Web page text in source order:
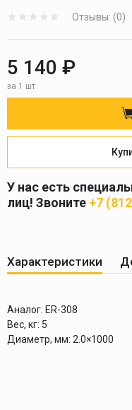
Отзывы: (0)
5 140 ₽
за 1 шт
У нас есть
лиц! Звоните +7
Характеристики
Аналог: ER-308
Вес, кг: 5
Диаметр, мм: 2.0×1000